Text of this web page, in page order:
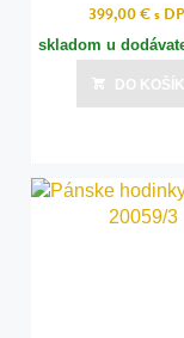
399,00 €s
skladom u
dní
Posledná aktualizácia
DO